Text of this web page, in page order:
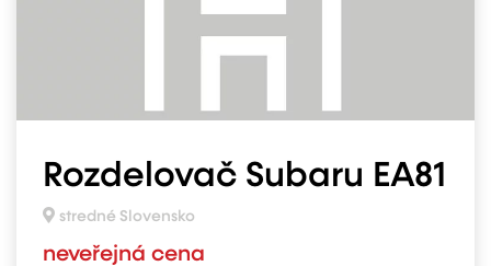
Rozdelovač Subaru EA81
stredné Slovensko
neveřejná cena